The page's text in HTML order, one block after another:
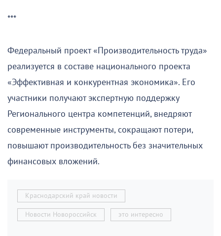
***
Федеральный проект «Производительность труда»
реализуется в составе национального проекта
«Эффективная и конкурентная экономика». Его
участники получают экспертную поддержку
Регионального центра компетенций, внедряют
современные инструменты, сокращают потери,
повышают производительность без значительных
финансовых вложений.
Краснодарский край новости
Новости Новороссийск это интересно